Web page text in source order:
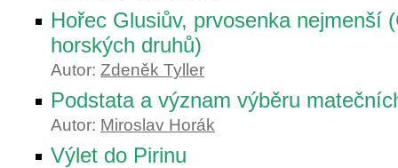
Hořec Glusiův, prvosenka nejmenší
horských druhů)
Autor: Zdeněk Tyller
Podstata a význam výběru
Autor: Miroslav Horák
Výlet do Pirinu